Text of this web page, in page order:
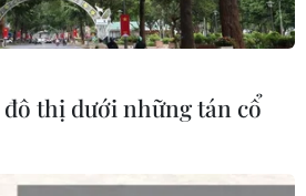
Quảng cáo
do Bộ Thông tin và Truyền thông
thị dưới những tán cổ